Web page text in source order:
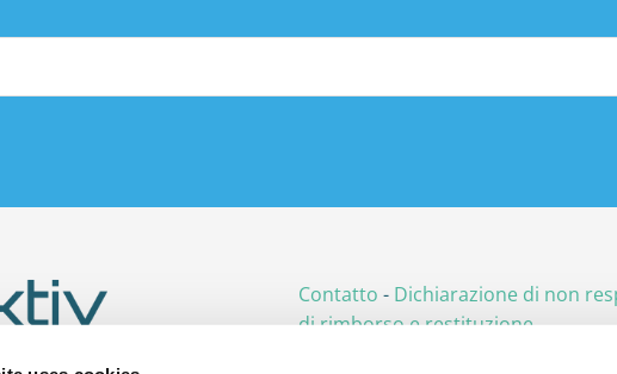
Contatto - Dichiarazione di non
di rimborso e restituzione